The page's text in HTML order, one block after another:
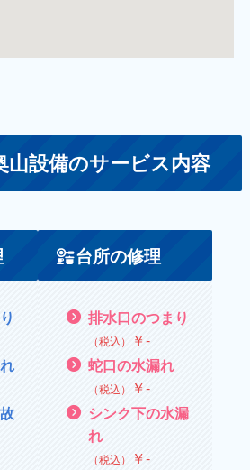
山設備のサービス内容
台所の修理
排水口のつまり
（税込） ￥‐
蛇口の水漏れ
（税込） ￥‐
シンク下の水漏
れ
（税込） ￥‐